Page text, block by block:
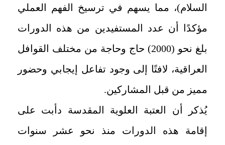
السلام)، مما يسهم في ترسيخ الفهم العملي
مؤكدًا أن عدد المستفيدين من هذه الدورات
بلغ نحو (2000) حاج وحاجة من مختلف القوافل
العراقية، لافتًا إلى وجود تفاعل إيجابي وحضور
مميز من قبل المشاركين.
يُذكر أن العتبة العلوية المقدسة دأبت على
إقامة هذه الدورات منذ نحو عشر سنوات